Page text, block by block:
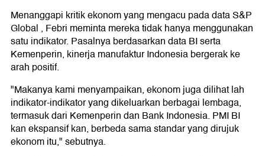
Menanggapi kritik ekonom yang mengacu pada data S&P
Global , Febri meminta mereka tidak hanya menggunakan
satu indikator. Pasalnya berdasarkan data BI serta
Kemenperin, kinerja manufaktur Indonesia bergerak ke
arah positif.
"Makanya kami menyampaikan, ekonom juga dilihat lah
indikator-indikator yang dikeluarkan berbagai lembaga,
termasuk dari Kemenperin dan Bank Indonesia. PMI BI
kan ekspansif kan, berbeda sama standar yang dirujuk
ekonom itu," sebutnya.